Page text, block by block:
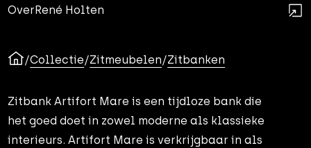
/Collectie/Zitmeubelen/Zitbanken
Zitbank Artifort Mare is een tijdloze bank die
het goed doet in zowel moderne als klassieke
interieurs. Artifort Mare is verkrijgbaar in als
OverRené Holten